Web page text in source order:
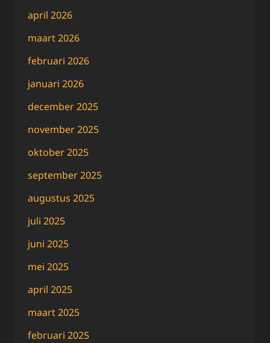
april 2026
maart 2026
februari 2026
januari 2026
december 2025
november 2025
oktober 2025
september 2025
augustus 2025
juli 2025
juni 2025
mei 2025
april 2025
maart 2025
februari 2025